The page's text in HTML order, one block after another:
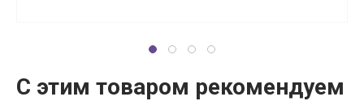
С этим товаром рекомендуем